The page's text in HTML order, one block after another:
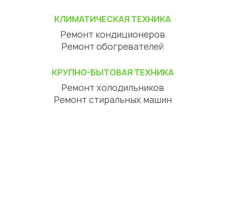
КЛИМАТИЧЕСКАЯ ТЕХНИКА
Ремонт кондиционеров
Ремонт обогревателей
КРУПНО-БЫТОВАЯ ТЕХНИКА
Ремонт холодильников
Ремонт стиральных машин